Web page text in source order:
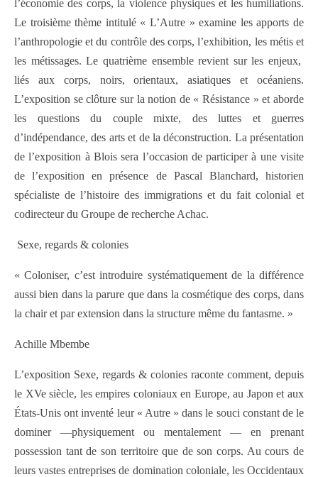
l’économie des corps, la violence physiques et les humiliations.
Le troisième thème intitulé « L’Autre » examine les apports de
l’anthropologie et du contrôle des corps, l’exhibition, les métis et
les métissages. Le quatrième ensemble revient sur les enjeux,
liés aux corps, noirs, orientaux, asiatiques et océaniens.
L’exposition se clôture sur la notion de « Résistance » et aborde
les questions du couple mixte, des luttes et guerres
d’indépendance, des arts et de la déconstruction. La présentation
de l’exposition à Blois sera l’occasion de participer à une visite
de l’exposition en présence de Pascal Blanchard, historien
spécialiste de l’histoire des immigrations et du fait colonial et
codirecteur du Groupe de recherche Achac.
Sexe, regards & colonies
« Coloniser, c’est introduire systématiquement de la différence
aussi bien dans la parure que dans la cosmétique des corps, dans
la chair et par extension dans la structure même du fantasme. »
Achille Mbembe
L’exposition Sexe, regards & colonies raconte comment, depuis
le XVe siècle, les empires coloniaux en Europe, au Japon et aux
États-Unis ont inventé leur « Autre » dans le souci constant de le
dominer —physiquement ou mentalement — en prenant
possession tant de son territoire que de son corps. Au cours de
leurs vastes entreprises de domination coloniale, les Occidentaux